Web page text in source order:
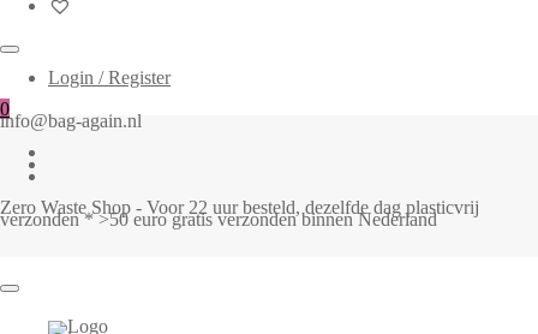
Login / Register
0
info@bag-again.nl
Zero Waste Shop - Voor 22 uur besteld, dezelfde dag plasticvrij
verzonden * >50 euro gratis verzonden binnen Nederland